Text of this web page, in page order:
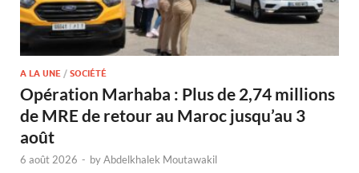
A LA UNE / SOCIÉTÉ
Opération Marhaba : Plus de 2,74 millions
de MRE de retour au Maroc jusqu’au 3
août
6 août 2026 - byAbdelkhalek Moutawakil